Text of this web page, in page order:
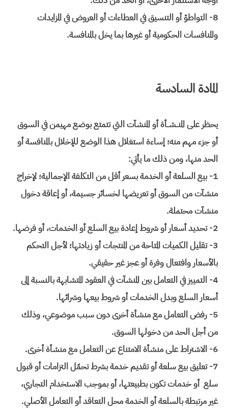
8- التواطؤ أو التنسيق في العطاءات أو العروض في المزايدات
والمنافسات الحكومية أو غيرها بما يخل بالمنافسة.
المادة السادسة
يحظر على المنــشــأة أو المنشآت التي تتمتع بوضع مهيمن في السوق
أو جزء مهم منه؛ إساءة استغلال هذا الوضع للإخلال بالمنافسة أو
الحد منها، ومن ذلك ما يأتي:
1- بيع السلعة أو الخدمة بسعر أقل من التكلفة الإجمالية؛ لإخراج
منشآت من السوق أو تعريضها لخسائر جسيمة، أو إعاقة دخول
منشآت محتملة.
2- تحديد أسعار أو شروط إعادة بيع السلع أو الخدمات، أو فرضها.
3- تقليل الكميات المتاحة من المنتجات أو زيادتها؛ لأجل التحكم
بالأسعار وافتعال وفرة أو عجز غير حقيقي.
4- التمييز في التعامل بين المنشآت في العقود المتشابهة بالنسبة إلى
أسعار السلع وبدل الخدمات أو شروط بيعها وشرائها.
5- رفض التعامل مع منشأة أخرى دون سبب موضوعي، وذلك
من أجل الحد من دخولها السوق.
6- الاشتراط على منشأة الامتناع عن التعامل مع منشأة أخرى.
7- تعليق بيع سلعة أو تقديم خدمة بشرط تحمّل التزامات أو قبول
سلع أو خدمات تكون بطبيعتها، أو بموجب الاستخدام التجاري،
غير مرتبطة بالسلعة أو الخدمة محل التعاقد أو التعامل الأصلي.